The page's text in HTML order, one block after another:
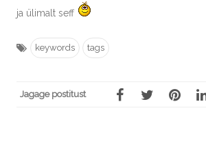
ja ülimalt seff
keywords tags
Jagage postitust